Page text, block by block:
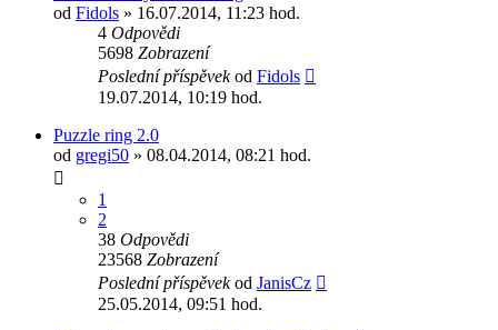
od Fidols » 16.07.2014, 11:23 hod.
4 Odpovědi
5698 Zobrazení
Poslední příspěvekod Fidols
19.07.2014, 10:19 hod.
Puzzle ring 2.0
od gregi50 » 08.04.2014, 08:21 hod.
1
2
38 Odpovědi
23568 Zobrazení
Poslední příspěvekod JanisCz
25.05.2014, 09:51 hod.